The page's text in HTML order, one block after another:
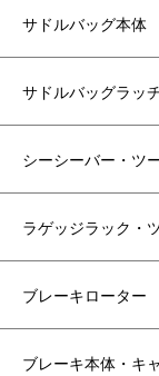
サドルバッグ本体
サドルバッグラッ
シーシーバー・ツ
ラゲッジラック・
ブレーキローター
ブレーキ本体・キ